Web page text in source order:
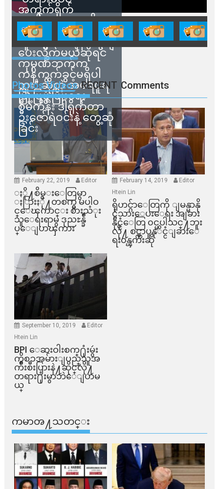
အကွက်ရိုက်
ရောင်းချမှုတွေကို
သက်ဆိုင်ရာတာဝန်ရှိ
သူတွေက ဂရန်တွေချ
ပေးလိုက်မယ်ဆိုရင်
ကုမ္ပဏီဘက်က
ကန့်ကွက်ခွင့်မရှိပါ
ဘူး” ဆိုတဲ့ အမရပူရ
မြို့ပြဖွံ့ဖြိုးရေး
စီမံကိန်း ဒါရိုက်တာ
ဦးဇော်ရဲဝင်းနဲ့ တွေ့ဆုံ
ခြင်း
Photos Videos RECENT Comments
February 22, 2019 Editor
ႏို႔စိမ္းေတြမွာ
ႏြားႏို႔တစက္မွ မပါဝ
င္ေၾကာင္း စားသံုး
သူေရးရာမွ ဒုညႊန္ခ်ဳ
ပ္ေျပာၾကား
February 14, 2019
Editor
Htein Lin
ရိုဟင္ဂ်ာေတြကို ျမန္မာနို
င္ငံသားေပးေရး အျခား
နိုင္ငံေတြ ၀င္မပါသင္႔ဘူး
လို႔ စင္ကာပူနုိင္ငံျခားေ
ရး၀န္ၾကီးဆို
September 10, 2019
Editor
Htein Lin
BPI ​ေဆးဝါးစက္​႐ုံးမွဴး
ကိစၥအမ်ားျပည္​သူအ
က်ိဳးစီးပြားနဲ႔ဆိုင္​လို႔
တရား႐ုံးမွာဘဲေျပာမ
ယ္​
ကမာၻ႔သတင္း